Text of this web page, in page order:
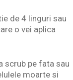
de 4 linguri sau
o vei aplica
scrub pe fata sau
moarte si